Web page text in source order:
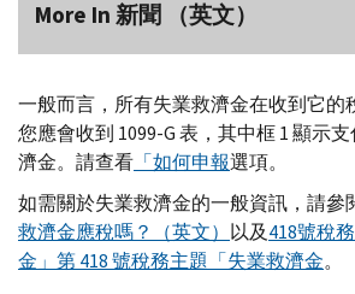
More In 新聞 （英文）
一般而言，所有失業救濟金在收到它的
您應會收到 1099-G表，其中框 1 顯示
濟金。請查看 「如何申報選項。
如需關於失業救濟金的一般資訊，請參
救濟金應稅嗎？（英文） 以及418號稅
金」第 418 號稅務主題「失業救濟金。